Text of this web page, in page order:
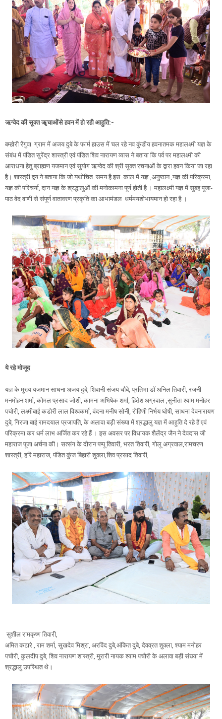
ऋग्वेद की सूक्त ॠचाओंसे हवन में हो रही आहुति:-
बम्होरी रेंगुवा ग्राम में अजय दुबे के फार्म हाउस में चल रहे नव कुंडीय हवनातमक महालक्ष्मी यज्ञ के
संबंध में पंडित सुरेंद्र शास्त्री एवं पंडित शिव नारायण व्यास ने बताया कि पर्व पर महालक्ष्मी की
आराधना हेतु ब्राह्मण यजमान एवं सुयोग ऋग्वेद की श्री सूक्त रचनाओं के द्वारा हवन किया जा रहा
है। शास्त्री द्वय ने बताया कि जो यथोचित समय है इस काल में यज्ञ ,अनुष्ठान ,यज्ञ की परिक्रमा,
यज्ञ की परिचर्या, दान यज्ञ के श्रद्धालुओं की मनोकामना पूर्ण होती है । महालक्ष्मी यज्ञ में सुबह पूजा-
पाठ वेद वाणी से संपूर्ण वातावरण प्रकृति का आभामंडल धर्ममयशोभायमान हो रहा है ।
ये रहे मोजूद
यज्ञ के मुख्य यजमान साधना अजय दुबे, शिवानी संजय चौबे, प्रतिभा डॉ अनिल तिवारी, रजनी
मनमोहन शर्मा, कोमल प्रसाद जोशी, कामना अभिषेक शर्मा, हितेश अग्रवाल ,सुनीता श्याम मनोहर
पचोरी, लक्ष्मीबाई कडोरी लाल विश्वकर्मा, वंदना मनीष सोनी, रोहिणी निर्भय घोषी, साधना देवनारायण
दुबे, गिरजा बाई रामदयाल प्रजापति, के अलावा बड़ी संख्या में श्रद्धालु यज्ञ में आहुति दे रहे हैं एवं
परिक्रमा कर धर्म लाभ अर्जित कर रहे हैं । इस अवसर पर विधायक शैलेंद्र जैन ने देवदास जी
महाराज पूजा अर्चना की। सत्संग के दौरान पप्पू तिवारी, भरत तिवारी, गोलू अग्रवाल,रामचरण
शास्त्री, हरि महाराज, पंडित कुंज बिहारी शुक्ला,शिव प्रसाद तिवारी,
सुशील रामकृष्ण तिवारी,
अमित कटारे , राम शर्मा, सुखदेव मिश्रा, अरविंद दुबे,अंकित दुबे, देवव्रत शुक्ला, श्याम मनोहर
पचौरी, कुलदीप दुबे, शिव नारायण शास्त्री, मुरारी नायक श्याम पचौरी के अलावा बड़ी संख्या में
श्रद्धालु उपस्थित थे।